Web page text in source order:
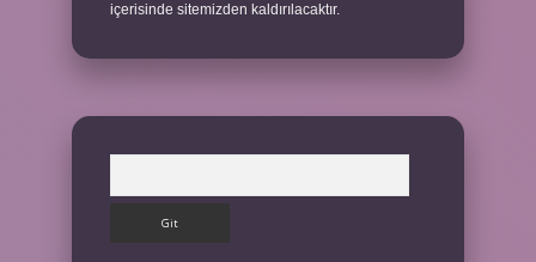
içerisinde sitemizden kaldırılacaktır.